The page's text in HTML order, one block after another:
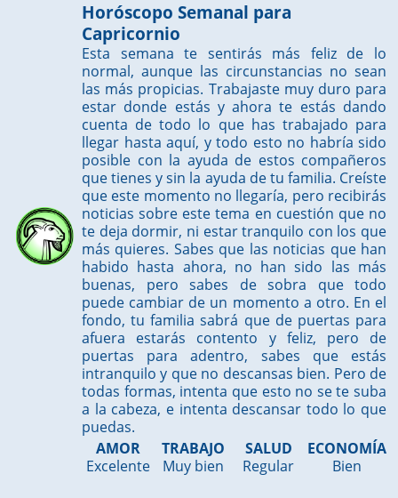
Horóscopo Semanal para
Capricornio
Esta semana te sentirás más feliz de lo
normal, aunque las circunstancias no sean
las más propicias. Trabajaste muy duro para
estar donde estás y ahora te estás dando
cuenta de todo lo que has trabajado para
llegar hasta aquí, y todo esto no habría sido
posible con la ayuda de estos compañeros
que tienes y sin la ayuda de tu familia. Creíste
que este momento no llegaría, pero recibirás
noticias sobre este tema en cuestión que no
te deja dormir, ni estar tranquilo con los que
más quieres. Sabes que las noticias que han
habido hasta ahora, no han sido las más
buenas, pero sabes de sobra que todo
puede cambiar de un momento a otro. En el
fondo, tu familia sabrá que de puertas para
afuera estarás contento y feliz, pero de
puertas para adentro, sabes que estás
intranquilo y que no descansas bien. Pero de
todas formas, intenta que esto no se te suba
a la cabeza, e intenta descansar todo lo que
puedas.
AMOR
Excelente
TRABAJO
Muy bien
SALUD
Regular
ECONOMÍA
Bien